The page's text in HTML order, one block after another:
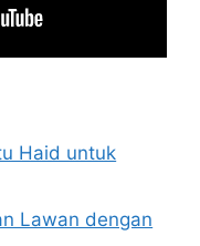
Haid untuk
Lawan dengan